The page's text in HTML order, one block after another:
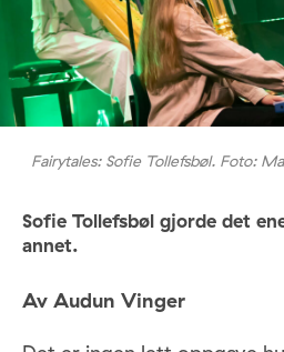
Fairytales: Sofie Tollefsbøl. Foto:
Sofie Tollefsbøl gjorde det
annet.
Av Audun Vinger